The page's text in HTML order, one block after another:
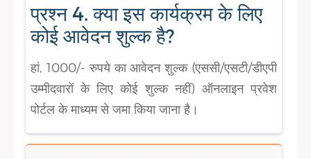
प्रश्न 4. क्या इस कार्यक्रम के लिए
कोई आवेदन शुल्क है?
हां, 1000/- रुपये का आवेदन शुल्क (एससी/एसटी/डीएपी
उम्मीदवारों के लिए कोई शुल्क नहीं) ऑनलाइन प्रवेश
पोर्टल के माध्यम से जमा किया जाना है।